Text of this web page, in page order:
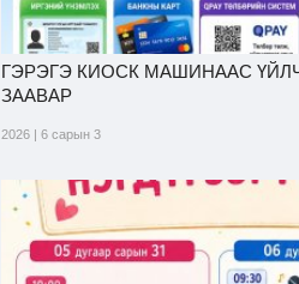
ГЭРЭГЭ КИОСК МАШИНААС
ЗААВАР
2026 | 6 сарын 3